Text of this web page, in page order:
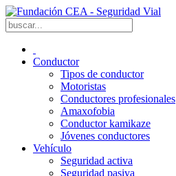
Conductor
Tipos de conductor
Motoristas
Conductores profesionales
Amaxofobia
Conductor kamikaze
Jóvenes conductores
Vehículo
Seguridad activa
Seguridad pasiva